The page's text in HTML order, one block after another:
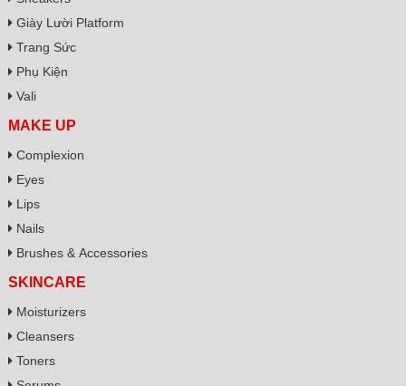
Giày Lười Platform
Trang Sức
Phụ Kiện
Vali
MAKE UP
Complexion
Eyes
Lips
Nails
Brushes & Accessories
SKINCARE
Moisturizers
Cleansers
Toners